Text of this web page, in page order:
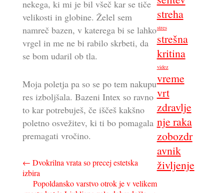
nekega, ki mi je bil všeč kar se tiče
velikosti in globine. Želel sem
namreč bazen, v katerega bi se lahko
vrgel in me ne bi rabilo skrbeti, da
se bom udaril ob tla.
Moja poletja pa so se po tem nakupu
res izboljšala. Bazeni Intex so ravno
to kar potrebuješ, če iščeš kakšno
poletno osvežitev, ki ti bo pomagala
premagati vročino.
Navigacija
prispevka
← Dvokrilna vrata so precej estetska
izbira
Popoldansko varstvo otrok je v velikem
streha
stres
strešna
kritina
videz
vreme
vrt
zdravlje
nje raka
zobozdr
avnik
življenje